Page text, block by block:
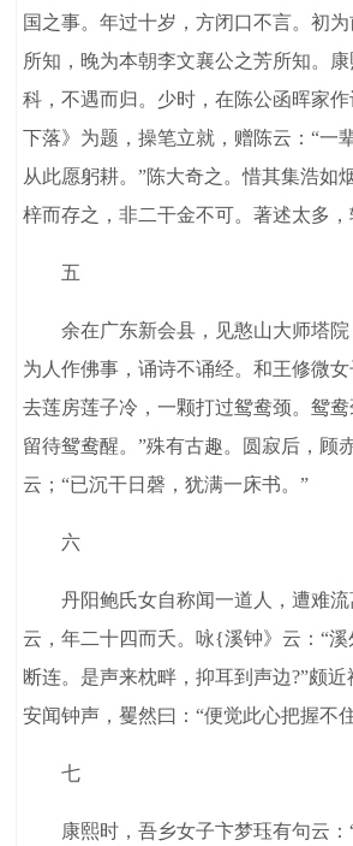
国之事。年过十岁，方闭口不言。初
所知，晚为本朝李文襄公之芳所知。
科，不遇而归。少时，在陈公函晖家
下落》为题，操笔立就，赠陈云：“一
从此愿躬耕。”陈大奇之。惜其集浩如
梓而存之，非二干金不可。著述太多，
五
余在广东新会县，见憨山大师塔院
为人作佛事，诵诗不诵经。和王修微女
去莲房莲子冷，一颗打过鸳鸯颈。鸳
留待鸳鸯醒。”殊有古趣。圆寂后，顾
云；“已沉干日磬，犹满一床书。”
六
丹阳鲍氏女自称闻一道人，遭难流
云，年二十四而夭。咏{溪钟》云：“
断连。是声来枕畔，抑耳到声边?”颇
安闻钟声，矍然曰：“便觉此心把握不
七
康熙时，吾乡女子卞梦珏有句云：“